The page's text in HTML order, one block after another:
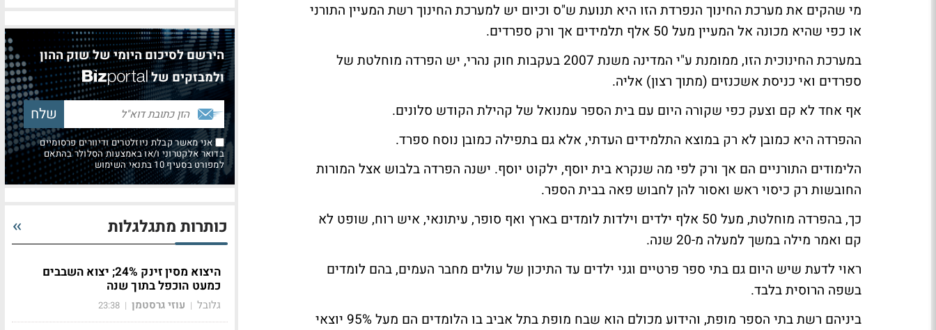
מי שהקים את מערכת החינוך הנפרדת הזו היא תנועת ש"ס וכיום יש למערכת החינוך רשת המעיין התורני
או כפי שהיא מכונה אל המעיין מעל 50 אלף תלמידים אך ורק ספרדים.
במערכת החינוכית הזו, ממומנת ע"י המדינה משנת 2007 בעקבות חוק נהרי, יש הפרדה מוחלטת של
ספרדים ואי כניסת אשכנזים (מתוך רצון) אליה.
אף אחד לא קם וצעק כפי שקורה היום עם בית הספר עמנואל של קהילת הקודש סלונים.
ההפרדה היא כמובן לא רק במוצא התלמידים העדתי, אלא גם בתפילה כמובן נוסח ספרד.
הלימודים התורניים הם אך ורק לפי מה שנקרא בית יוסף, ילקוט יוסף. ישנה הפרדה בלבוש אצל המורות
החובשות רק כיסוי ראש ואסור להן לחבוש פאה בבית הספר.
כך, בהפרדה מוחלטת, מעל 50 אלף ילדים וילדות לומדים בארץ ואף סופר, עיתונאי, איש רוח, שופט לא
קם ואמר מילה במשך למעלה מ-20 שנה.
ראוי לדעת שיש היום גם בתי ספר פרטיים וגני ילדים עד התיכון של עולים מחבר העמים, בהם לומדים
בשפה הרוסית בלבד.
ביניהם רשת בתי הספר מופת, והידוע מכולם הוא שבח מופת בתל אביב בו הלומדים הם מעל 95% יוצאי
הירשם לסיכום היומי של שוק ההון
ולמבזקים של
אני מאשר קבלת ניוזלטרים ודיוורים פרסומיים
בדואר אלקטרוני ו/או באמצעות הסלולר בהתאם
למפורט בסעיף 10 בתנאי השימוש
כותרות מתגלגלות
היצוא מסין זינק 24%; יצוא השבבים
כמעט הוכפל בתוך שנה
גלובל | עוזי גרסטמן |
23:38